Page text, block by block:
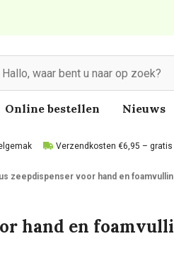
Online bestellen Nieuws
Verzendkosten €6,95 –
zeepdispenser voor hand en
hand en